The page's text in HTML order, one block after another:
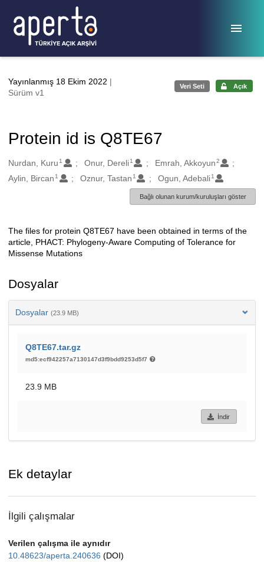
Yayınlanmış 18 Ekim 2022 |
Sürüm v1
Veri Seti Açık
Protein id is Q8TE67
Oluşturanlar
Nurdan, Kuru 1 Onur, Dereli 1 Emrah, Akkoyun2
Aylin, Bircan 1 Oznur, Tastan 1 Ogun, Adebali 1
Bağlı olunan kurum/kuruluşları göster
Açıklama
The files for protein Q8TE67 have been obtained in terms of the
article, PHACT: Phylogeny-Aware Computing of Tolerance for
Missense Mutations
Dosyalar
Dosyalar (23.9 MB)
Q8TE67.tar.gz
md5:ecf942257a7130147d3f9bdd9253d5f7
23.9 MB
İndir
Ek detaylar
İlgili çalışmalar
Verilen çalışma ile aynıdır
10.48623/aperta.240636 (DOI)